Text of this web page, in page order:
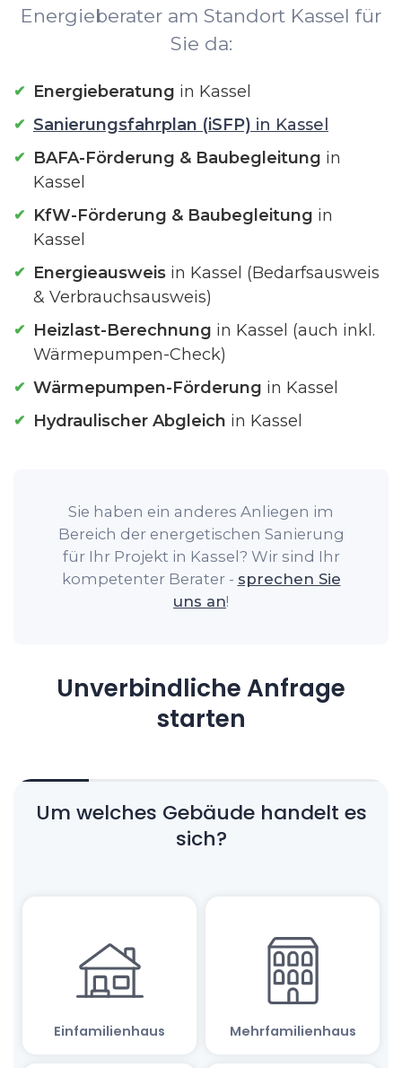
Energieberater am Standort Kassel für
Sie da:
Energieberatung in Kassel
Sanierungsfahrplan (iSFP) in Kassel
BAFA-Förderung & Baubegleitung in
Kassel
KfW-Förderung & Baubegleitung in
Kassel
Energieausweis in Kassel (Bedarfsausweis
& Verbrauchsausweis)
Heizlast-Berechnung in Kassel (auch inkl.
Wärmepumpen-Check)
Wärmepumpen-Förderung in Kassel
Hydraulischer Abgleich in Kassel
Sie haben ein anderes Anliegen im
Bereich der energetischen Sanierung
für Ihr Projekt in Kassel? Wir sind Ihr
kompetenter Berater - sprechen Sie
uns an!
Unverbindliche Anfrage
starten